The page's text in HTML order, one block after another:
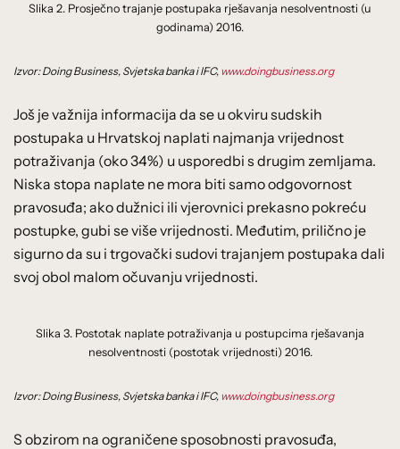
Slika 2. Prosječno trajanje postupaka rješavanja nesolventnosti (u
godinama) 2016.
Izvor: Doing Business, Svjetska banka i IFC, www.doingbusiness.org
Još je važnija informacija da se u okviru sudskih
postupaka u Hrvatskoj naplati najmanja vrijednost
potraživanja (oko 34%) u usporedbi s drugim zemljama.
Niska stopa naplate ne mora biti samo odgovornost
pravosuđa; ako dužnici ili vjerovnici prekasno pokreću
postupke, gubi se više vrijednosti. Međutim, prilično je
sigurno da su i trgovački sudovi trajanjem postupaka dali
svoj obol malom očuvanju vrijednosti.
Slika 3. Postotak naplate potraživanja u postupcima rješavanja
nesolventnosti (postotak vrijednosti) 2016.
Izvor: Doing Business, Svjetska banka i IFC, www.doingbusiness.org
S obzirom na ograničene sposobnosti pravosuđa,